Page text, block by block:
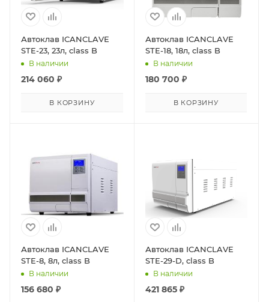
Автоклав ICANCLAVE
STE-23, 23л, class B
В наличии
214 060 ₽
В КОРЗИНУ
Автоклав ICANCLAVE
STE-18, 18л, class B
В наличии
180 700 ₽
В КОРЗИНУ
Автоклав ICANCLAVE
STE-8, 8л, class B
В наличии
156 680 ₽
Автоклав ICANCLAVE
STE-29-D, class B
В наличии
421 865₽